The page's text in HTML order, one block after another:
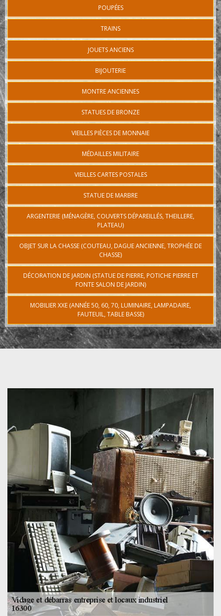
POUPÉES
TRAINS
JOUETS ANCIENS
BIJOUTERIE
MONTRE ANCIENNES
STATUES DE BRONZE
VIEILLES PIÈCES DE MONNAIE
MÉDAILLES MILITAIRE
VIEILLES CARTES POSTALES
STATUE DE MARBRE
ARGENTERIE (MÉNAGÈRE, COUVERTS DÉPAREILLÉS, THEILLERE,
PLATEAU)
OBJET SUR LA CHASSE (COUTEAU, DAGUE ANCIENNE, TROPHÉE DE
CHASSE)
DÉCORATION DE JARDIN (STATUE DE PIERRE, POTICHE PIERRE ET
FONTE SALON DE JARDIN)
MOBILIER XXE (ANNÉE 50, 60, 70, LUMINAIRE, LAMPADAIRE,
FAUTEUIL, TABLE BASSE)